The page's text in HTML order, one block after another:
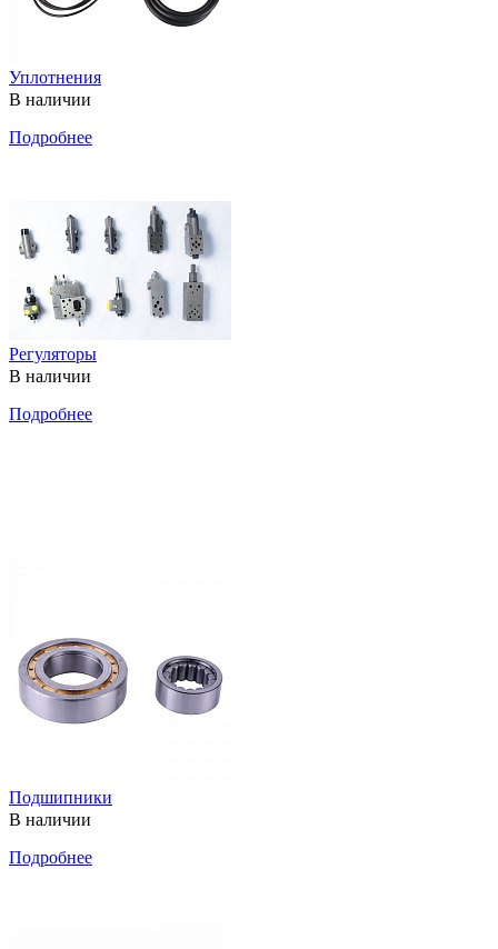
Уплотнения
В наличии
Подробнее
Регуляторы
В наличии
Подробнее
Подшипники
В наличии
Подробнее